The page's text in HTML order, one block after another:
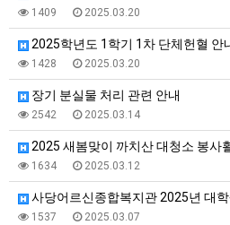
1409 2025.03.20
2025학년도 1학기 1차 단체헌혈 안
1428 2025.03.20
장기 분실물 처리 관련 안내
2542 2025.03.14
2025 새봄맞이 까치산 대청소 봉사
1634 2025.03.12
사당어르신종합복지관 2025년 대
1537 2025.03.07